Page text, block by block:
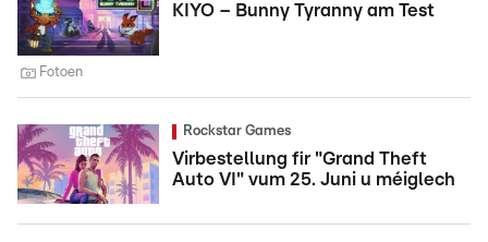
KIYO – Bunny Tyranny am Test
Fotoen
Rockstar Games
Virbestellung fir "Grand Theft
Auto VI" vum 25. Juni u méiglech